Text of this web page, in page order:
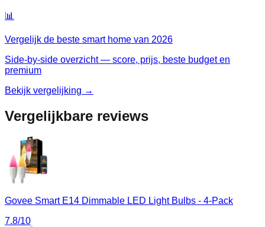
📊
Vergelijk de beste smart home van 2026
Side-by-side overzicht — score, prijs, beste budget en
premium
Bekijk vergelijking →
Vergelijkbare reviews
Govee Smart E14 Dimmable LED Light Bulbs - 4-Pack
7.8/10